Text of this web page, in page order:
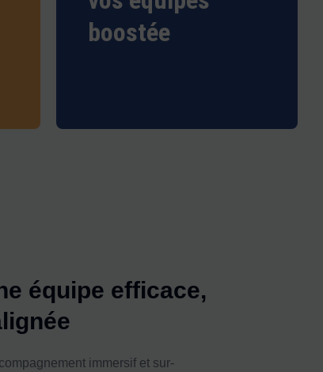
boostée
équipe efficace,
immersif et sur-